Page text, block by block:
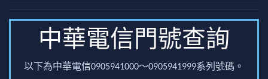
中華電信門號查詢
以下為中華電信0905941000～0905941999系列號碼。